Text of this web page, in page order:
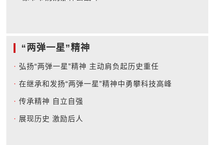
“两弹一星”精神
· 弘扬“两弹一星”精神 主动肩负起历史重任
· 在继承和发扬“两弹一星”精神中勇攀科技高峰
· 传承精神 自立自强
· 展现历史 激励后人